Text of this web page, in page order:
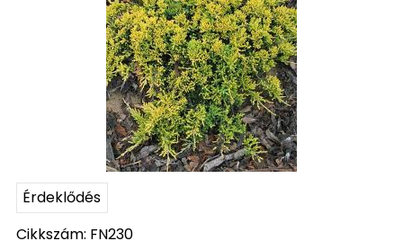
Érdeklődés
Cikkszám: FN230